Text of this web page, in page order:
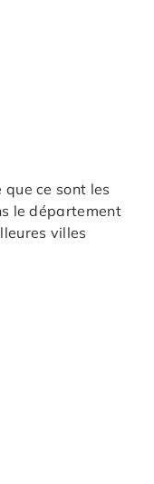
ce sont les
le département
villes